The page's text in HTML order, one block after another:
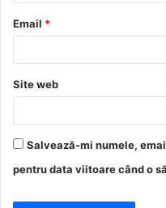
*
Email *
Site web
Salvează-mi numele,
pentru data viitoare când o